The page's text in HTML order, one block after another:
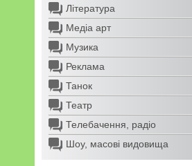
Література
Медіа арт
Музика
Реклама
Танок
Театр
Телебачення, радіо
Шоу, масові видовища